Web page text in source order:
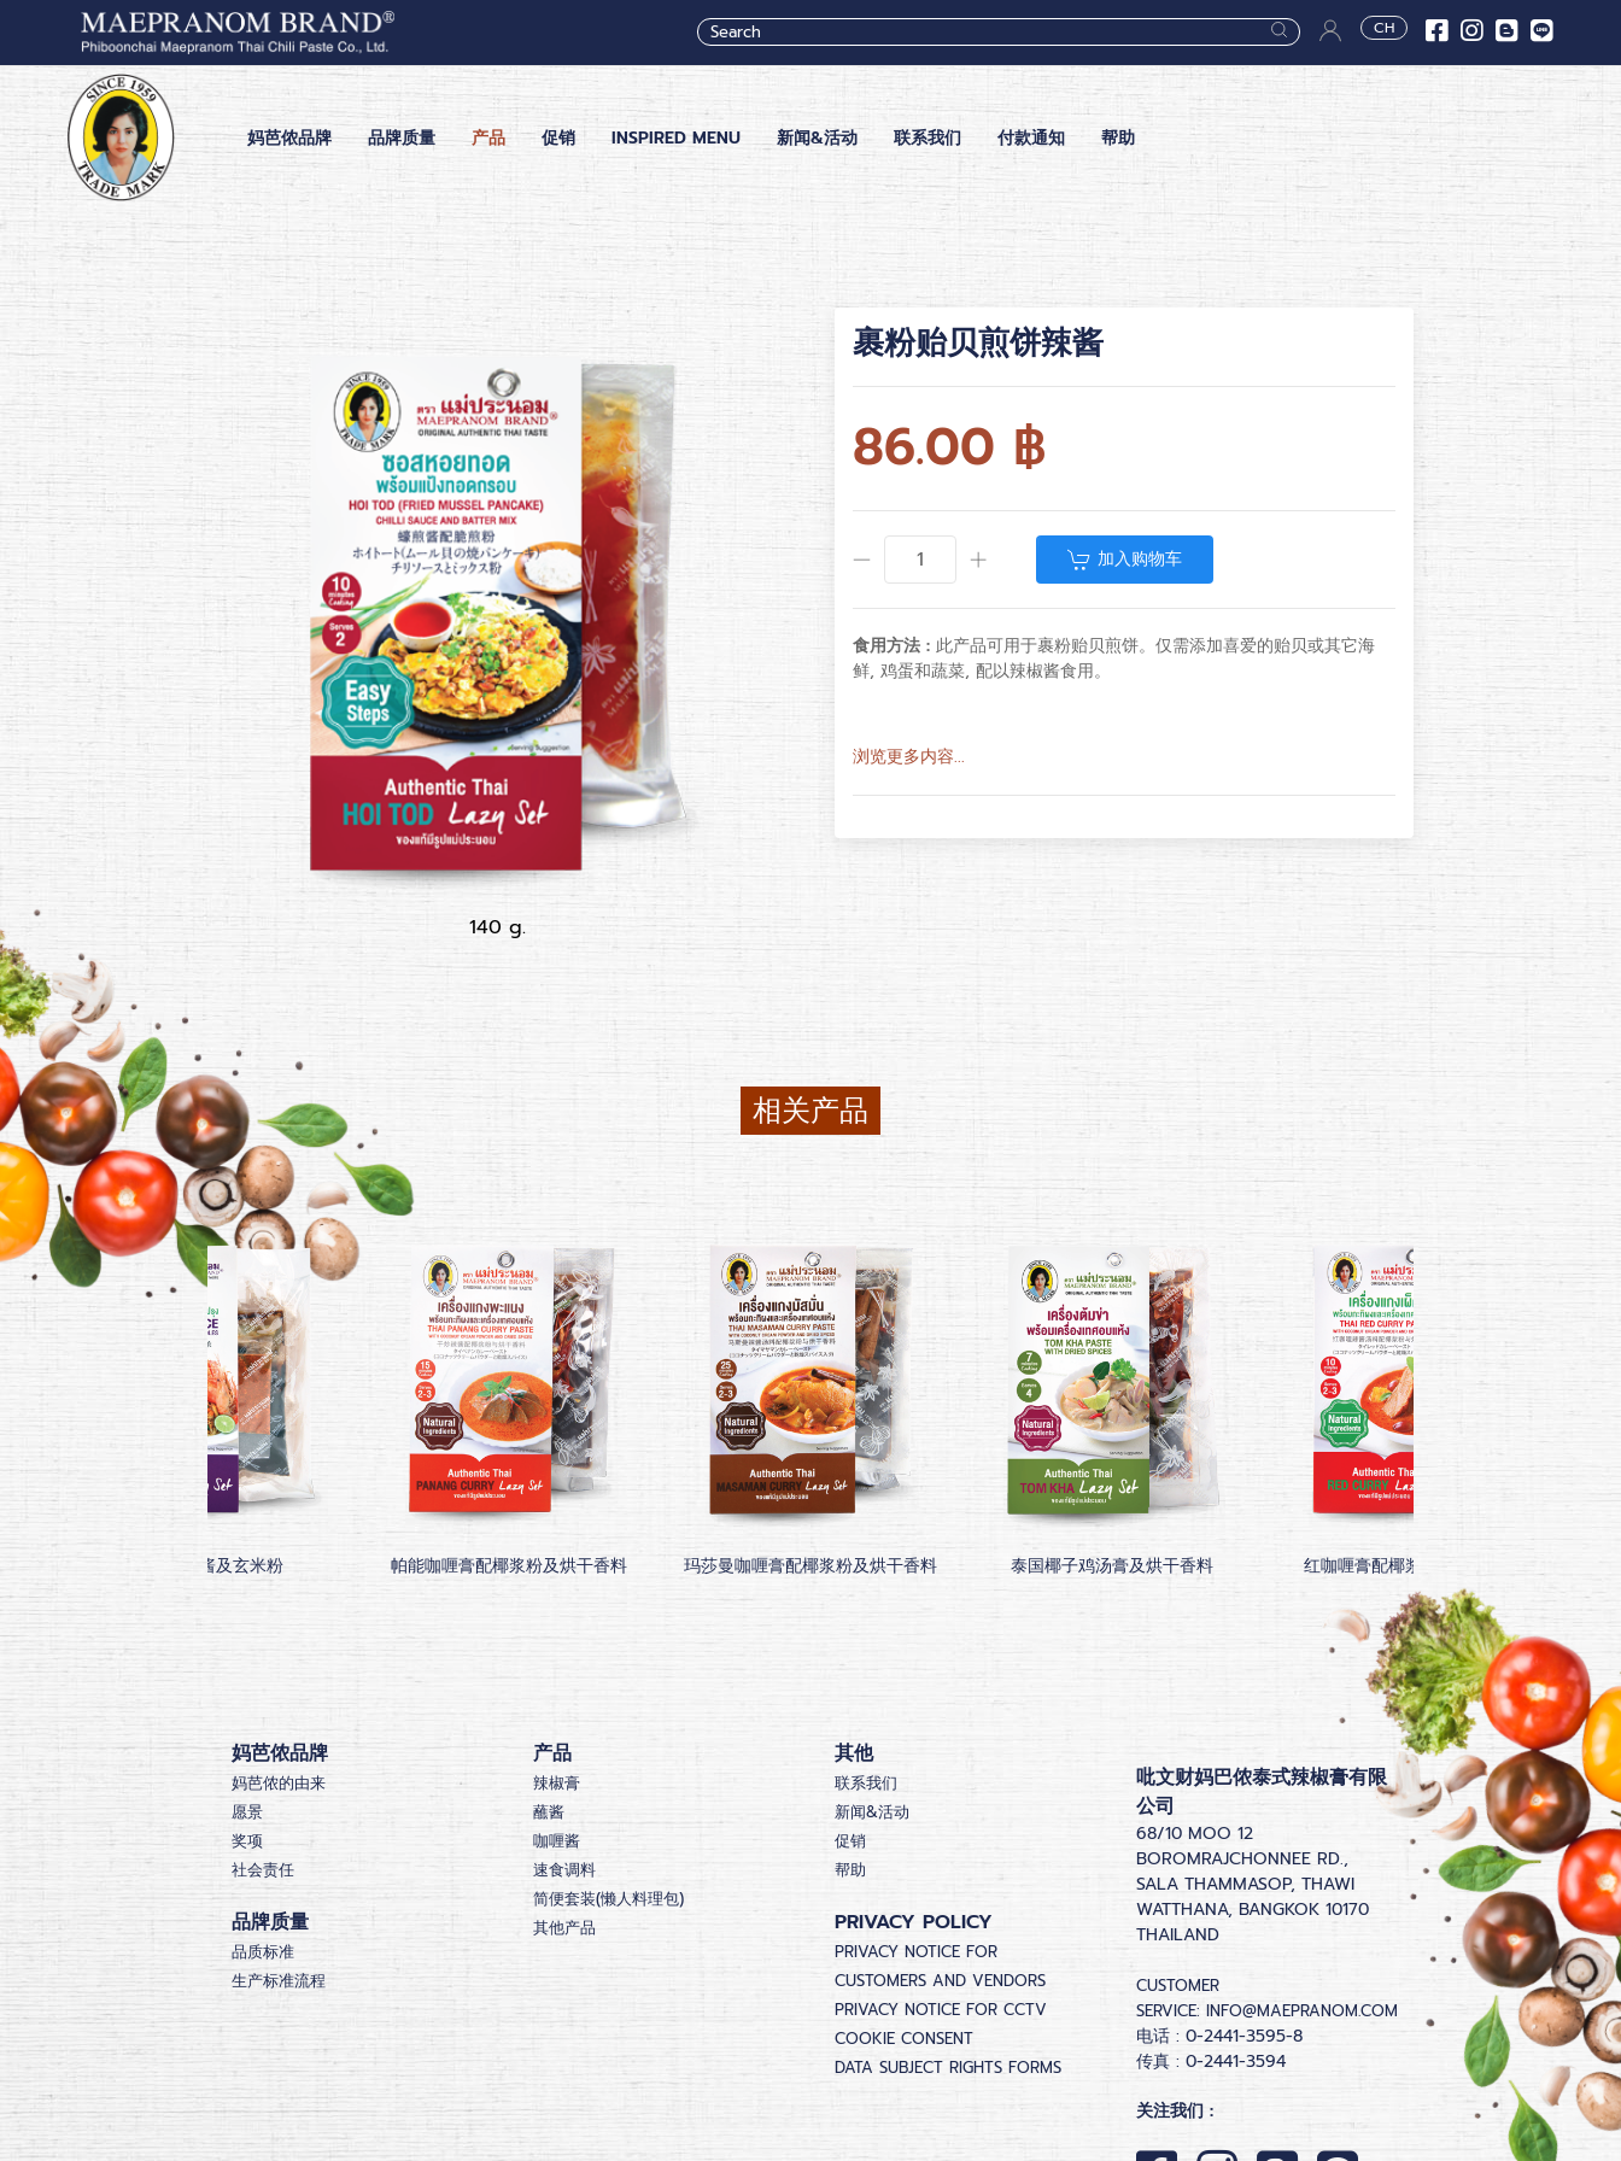
CH
妈芭侬品牌 品牌质量 产品 促销 INSPIRED MENU 新闻&活动 联系我们 付款通知 帮助
140 g.
裹粉贻贝煎饼辣酱
86.00 ฿
加入购物车
食用方法 : 此产品可用于裹粉贻贝煎饼。仅需添加喜爱的贻贝或其它海
鲜, 鸡蛋和蔬菜, 配以辣椒酱食用。
浏览更多内容...
相关产品
泰式炒粉酱及玄米粉 帕能咖喱膏配椰浆粉及烘干香料 玛莎曼咖喱膏配椰浆粉及烘干香料 泰国椰子鸡汤膏及烘干香料 红咖喱膏配椰浆粉及烘干香料
妈芭侬品牌
妈芭侬的由来
愿景
奖项
社会责任
品牌质量
品质标准
生产标准流程
产品
辣椒膏
蘸酱
咖喱酱
速食调料
简便套装(懒人料理包)
其他产品
其他
联系我们
新闻&活动
促销
帮助
PRIVACY POLICY
PRIVACY NOTICE FOR
CUSTOMERS AND VENDORS
PRIVACY NOTICE FOR CCTV
COOKIE CONSENT
DATA SUBJECT RIGHTS FORMS
吡文财妈巴侬泰式辣椒膏有限
公司
68/10 MOO 12
BOROMRAJCHONNEE RD.,
SALA THAMMASOP, THAWI
WATTHANA, BANGKOK 10170
THAILAND
CUSTOMER
SERVICE: INFO@MAEPRANOM.COM
电话 : 0-2441-3595-8
传真 : 0-2441-3594
关注我们 :